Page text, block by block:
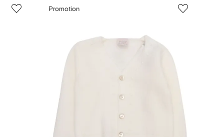
Promotion